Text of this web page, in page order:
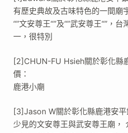
有歷史典故及古味特色的一間廟
“”文安尊王“”及“”武安尊王“”，
一，很特別
[2]CHUN-FU Hsieh關於彰化縣
價：
鹿港小廟
[3]Jason W關於彰化縣鹿港安平
少見的文安尊王與武安尊王廟，